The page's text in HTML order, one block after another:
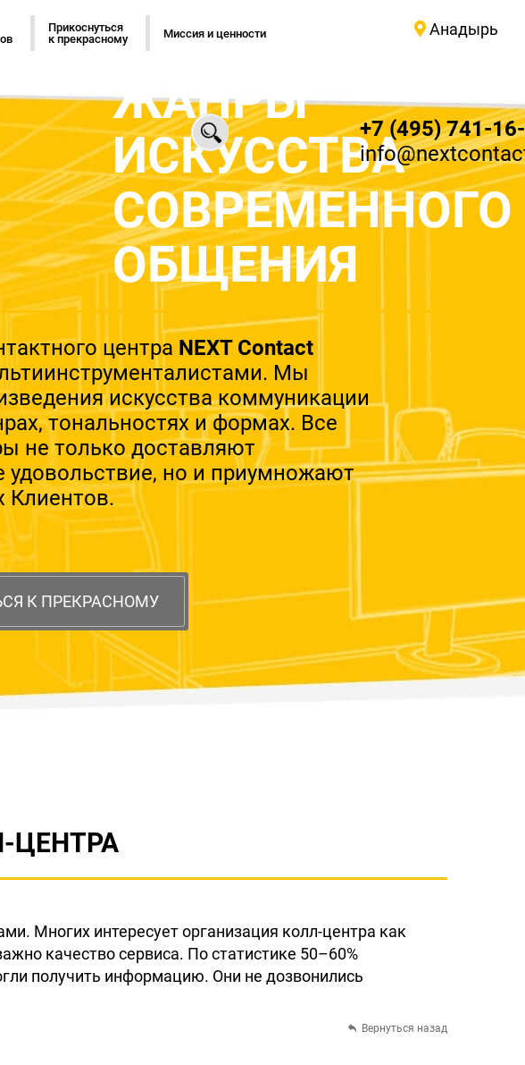
ЖАНРЫ
ИСКУССТВА
СОВРЕМЕННОГО
ОБЩЕНИЯ
центра NEXT Contact
Мы
искусства коммуникации
тональностях и формах. Все
не только доставляют
удовольствие, но и приумножают
Клиентов.
К ПРЕКРАСНОМУ
+7 (495) 741-
Анадырь
Прикоснуться
к прекрасному
Миссия и ценности
ЦЕНТРА
Многих интересует организация колл-центра как
качество сервиса. По статистике 50–60%
получить информацию. Они не дозвонились
Вернуться назад